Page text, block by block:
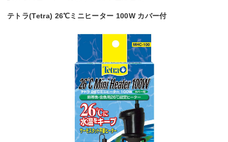
テトラ(Tetra) 26℃ミニヒーター 100W カバー付